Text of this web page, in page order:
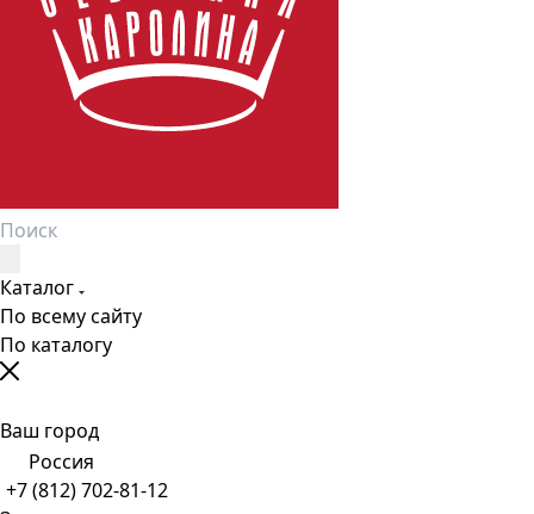
Каталог
По всему сайту
По каталогу
Ваш город
Россия
+7 (812) 702-81-12